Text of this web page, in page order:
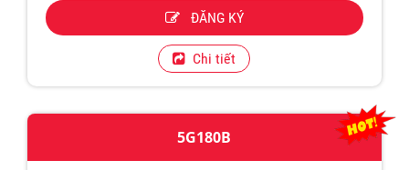
ĐĂNG KÝ
Chi tiết
5G180B